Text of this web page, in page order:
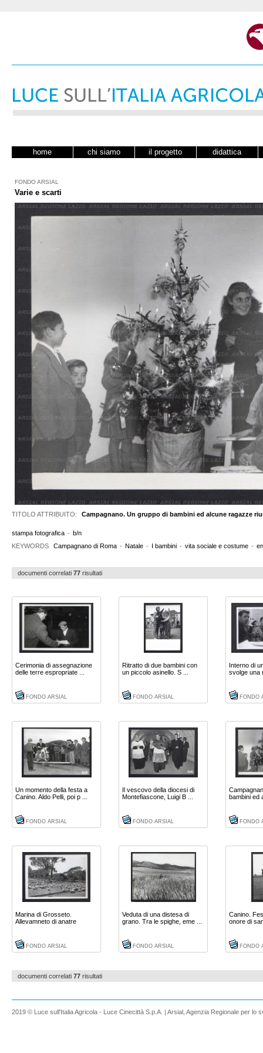
home chi siamo il progetto didattica
FONDO ARSIAL
Varie e scarti
TITOLO ATTRIBUITO: Campagnano. Un gruppo di bambini ed alcune ragazze
stampa fotografica - b/n
KEYWORDS
Campagnano di Roma - Natale - I bambini - vita sociale e costume -
documenti correlati 77 risultati
Cerimonia di assegnazione
delle terre espropriate ...
FONDO ARSIAL
Ritratto di due bambini con
un piccolo asinello. S ...
FONDO ARSIAL
Interno di
svolge una
FONDO
Un momento della festa a
Canino. Aldo Pelli, poi p ...
FONDO ARSIAL
Il vescovo della diocesi di
Montefiascone, Luigi B ...
FONDO ARSIAL
bambini ed
FONDO
Marina di Grosseto.
Allevamneto di anatre
FONDO ARSIAL
Veduta di una distesa di
grano. Tra le spighe, eme ...
FONDO ARSIAL
Canino.
onore di
FONDO
documenti correlati 77 risultati
2019 © Luce sull'Italia Agricola - Luce Cinecittà S.p.A. | Arsial, Agenzia Regionale per